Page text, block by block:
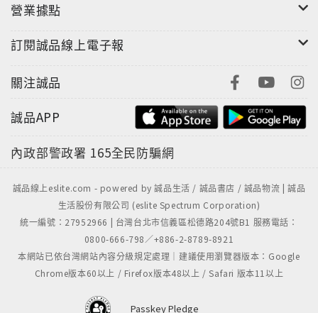
營業據點
訂閱誠品線上電子報
關注誠品
誠品APP
內政部警政署 165全民防騙網
誠品線上eslite.com - powered by 誠品生活 / 誠品書店 / 誠品物流 | 誠品
生活股份有限公司 (eslite Spectrum Corporation)
統一編號：27952966 | 台灣台北市信義區松德路204號B1 服務電話：
0800-666-798／+886-2-8789-8921
本網站已依台灣網站內容分級規定處理｜建議使用瀏覽器版本：Google
Chrome版本60以上 / Firefox版本48以上 / Safari 版本11以上
Passkey Pledge